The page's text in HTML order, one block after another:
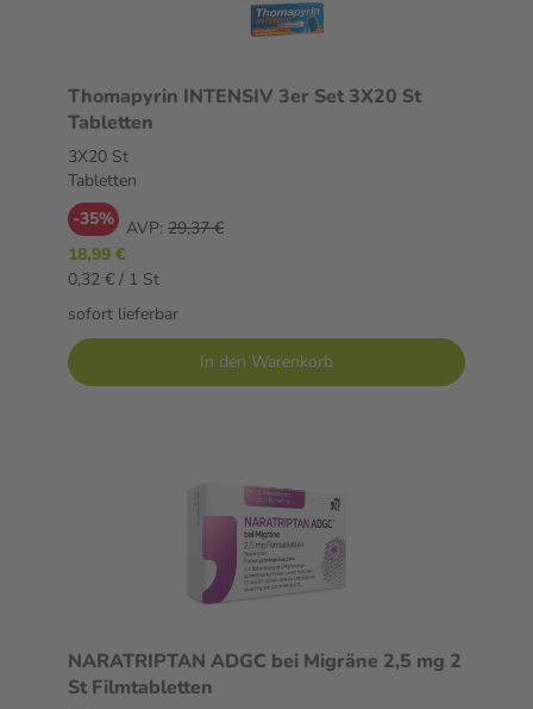
Thomapyrin INTENSIV 3er Set 3X20 St
Tabletten
3X20 St
Tabletten
-35% AVP: 29,37 €
18,99 €
0,32 € / 1 St
sofort lieferbar
In den Warenkorb
NARATRIPTAN ADGC bei Migräne 2,5 mg 2
St Filmtabletten